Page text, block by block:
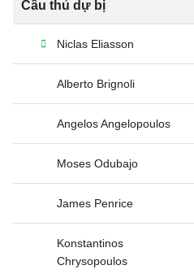
Cầu thủ dự bị
Niclas Eliasson
Alberto Brignoli
Angelos Angelopoulos
Moses Odubajo
James Penrice
Konstantinos
Chrysopoulos